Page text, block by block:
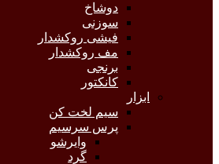
دوشاخ
سوزنی
فیشی روکشدار
مف روکشدار
برنجی
کانکتور
ابزار
سیم لخت کن
پرس سرسیم
وایرشو
گرد